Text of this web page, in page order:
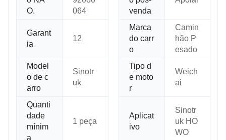
O.
064
venda
Garant
ia
12
Marca
do carr
o
Camin
hão P
esado
Model
o de c
arro
Sinotr
uk
Tipo d
e moto
r
Weich
ai
Quanti
dade
mínim
a
1 peça
Aplicat
ivo
Sinotr
uk HO
WO